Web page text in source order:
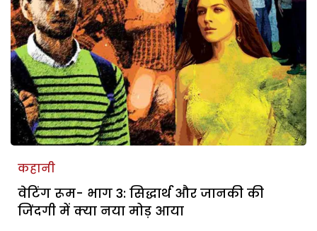
कहानी
वेटिंग रूम- भाग 3: सिद्धार्थ और जानकी की
जिंदगी में क्या नया मोड़ आया